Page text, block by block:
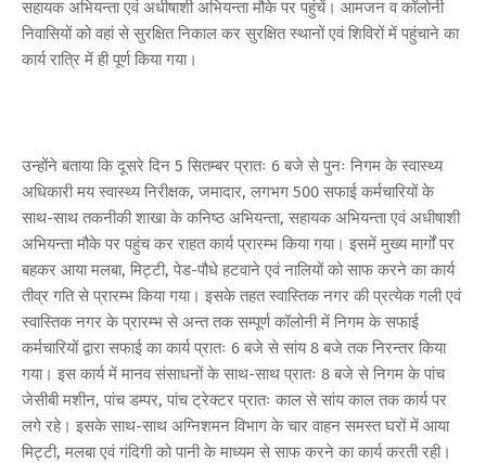
सहायक अभियन्ता एवं अधीषाशी अभियन्ता मौके पर पहुंचें। आमजन व कॉलोनी
निवासियों को वहां से सुरक्षित निकाल कर सुरक्षित स्थानों एवं शिविरों में पहुंचाने का
कार्य रात्रि में ही पूर्ण किया गया।
उन्होंने बताया कि दूसरे दिन 5 सितम्बर प्रातः 6 बजे से पुनः निगम के स्वास्थ्य
अधिकारी मय स्वास्थ्य निरीक्षक, जमादार, लगभग 500 सफाई कर्मचारियों के
साथ-साथ तकनीकी शाखा के कनिष्ठ अभियन्ता, सहायक अभियन्ता एवं अधीषाशी
अभियन्ता मौके पर पहुंच कर राहत कार्य प्रारम्भ किया गया। इसमें मुख्य मार्गों पर
बहकर आया मलबा, मिट्टी, पेड-पौधे हटवाने एवं नालियों को साफ करने का कार्य
तीव्र गति से प्रारम्भ किया गया। इसके तहत स्वास्तिक नगर की प्रत्येक गली एवं
स्वास्तिक नगर के प्रारम्भ से अन्त तक सम्पूर्ण कॉलोनी में निगम के सफाई
कर्मचारियों द्वारा सफाई का कार्य प्रातः 6 बजे से सांय 8 बजे तक निरन्तर किया
गया। इस कार्य में मानव संसाधनों के साथ-साथ प्रातः 8 बजे से निगम के पांच
जेसीबी मशीन, पांच डम्पर, पांच ट्रेक्टर प्रातः काल से सांय काल तक कार्य पर
लगे रहे। इसके साथ-साथ अग्निशमन विभाग के चार वाहन समस्त घरों में आया
मिट्टी, मलबा एवं गंदिगी को पानी के माध्यम से साफ करने का कार्य करती रही।